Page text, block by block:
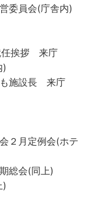
委員会(庁舎内)
挨拶 来庁
)
施設長 来庁
２月定例会(ホテ
総会(同上)
)